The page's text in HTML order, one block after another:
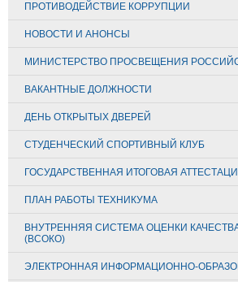
ПРОТИВОДЕЙСТВИЕ КОРРУПЦИИ
НОВОСТИ И АНОНСЫ
МИНИСТЕРСТВО ПРОСВЕЩЕНИЯ
ВАКАНТНЫЕ ДОЛЖНОСТИ
ДЕНЬ ОТКРЫТЫХ ДВЕРЕЙ
СТУДЕНЧЕСКИЙ СПОРТИВНЫЙ КЛУБ
ГОСУДАРСТВЕННАЯ ИТОГОВАЯ
ПЛАН РАБОТЫ ТЕХНИКУМА
ВНУТРЕННЯЯ СИСТЕМА ОЦЕНКИ
(ВСОКО)
ЭЛЕКТРОННАЯ ИНФОРМАЦИОННО-